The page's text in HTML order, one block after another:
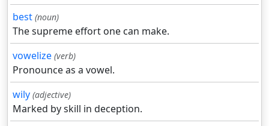
best (noun)
The supreme effort one can make.
vowelize (verb)
Pronounce as a vowel.
wily (adjective)
Marked by skill in deception.